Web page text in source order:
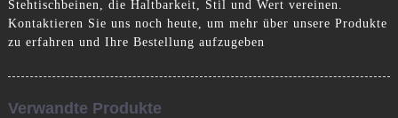
Stehtischbeinen, die Haltbarkeit, Stil und Wert vereinen.
Kontaktieren Sie uns noch heute, um mehr über unsere Produkte
zu erfahren und Ihre Bestellung aufzugeben
Verwandte Produkte